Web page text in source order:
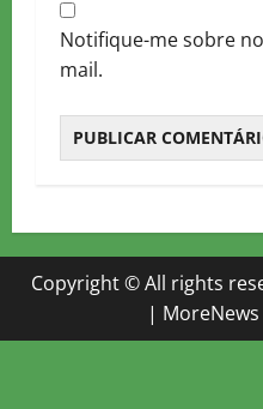
Notifique-me sobre
mail.
Copyright © All rights
| MoreNews